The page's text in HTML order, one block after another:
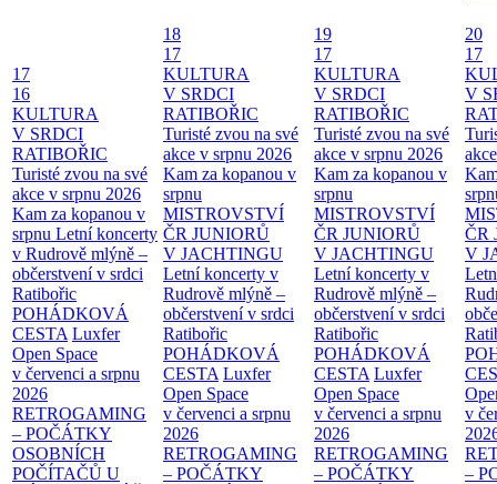
17
16
KULTURA
V SRDCI
RATIBOŘIC
Turisté zvou na své
akce v srpnu 2026
Kam za kopanou v
srpnu Letní koncerty
v Rudrově mlýně –
občerstvení v srdci
Ratibořic
POHÁDKOVÁ
CESTA Luxfer
Open Space
v červenci a srpnu
2026
RETROGAMING
– POČÁTKY
OSOBNÍCH
POČÍTAČŮ U
18
17
KULTURA
V SRDCI
RATIBOŘIC
Turisté zvou na své
akce v srpnu 2026
Kam za kopanou v
srpnu
MISTROVSTVÍ
ČR JUNIORŮ
V JACHTINGU
Letní koncerty v
Rudrově mlýně –
občerstvení v srdci
Ratibořic
POHÁDKOVÁ
CESTA Luxfer
Open Space
v červenci a srpnu
2026
RETROGAMING
– POČÁTKY
19
17
KULTURA
V SRDCI
RATIBOŘIC
Turisté zvou na své
akce v srpnu 2026
Kam za kopanou v
srpnu
MISTROVSTVÍ
ČR JUNIORŮ
V JACHTINGU
Letní koncerty v
Rudrově mlýně –
občerstvení v srdci
Ratibořic
POHÁDKOVÁ
CESTA Luxfer
Open Space
v červenci a srpnu
2026
RETROGAMING
– POČÁTKY
20
17
V
ČR
V
v
–